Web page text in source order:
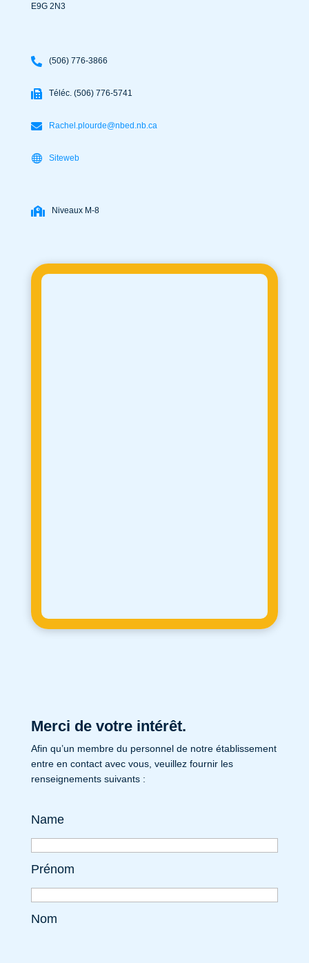
E9G 2N3
(506) 776-3866
Téléc. (506) 776-5741
Rachel.plourde@nbed.nb.ca
Siteweb
Niveaux M-8
Merci de votre intérêt.
Afin qu’un membre du personnel de notre établissement
entre en contact avec vous, veuillez fournir les
renseignements suivants :
Name
Prénom
Nom